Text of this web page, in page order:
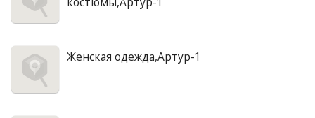
Женская одежда,Артур-1